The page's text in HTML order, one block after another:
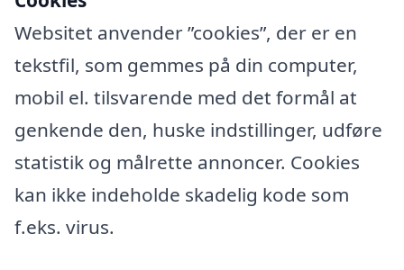
Websitet anvender ”cookies”, der er en
tekstfil, som gemmes på din computer,
mobil el. tilsvarende med det formål at
genkende den, huske indstillinger, udføre
statistik og målrette annoncer. Cookies
kan ikke indeholde skadelig kode som
f.eks. virus.